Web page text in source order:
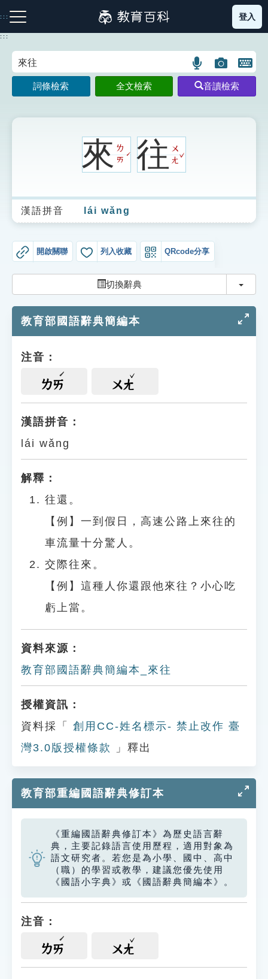
到
主
:::
注音索引圖示 筆畫索引圖示 部首索引表圖示
生字詞彙表
成語故事
索引選單
單字索引
遊戲專區
貓頭鷹博士
登入
:::
語
言
搜
圖
片
搜
開
鍵
圖
詞條檢索 全文檢索 音讀檢索
來ㄌ
ㄞ
ˊ 往ㄨ
ㄤ
ˇ
漢語拼音 lái wǎng
開啟關聯 列入收藏 QRcode分享
切換辭典 切換
教育部國語辭典簡編本
注音：
ㄌㄞ ㄨㄤ
漢語拼音：
lái wǎng
解釋：
往還。
【例】一到假日，高速公路上來往的
車流量十分驚人。
交際往來。
【例】這種人你還跟他來往？小心吃
虧上當。
資料來源：
教育部國語辭典簡編本_來往
授權資訊：
資料採「
創用CC-姓名標示- 禁止改作 臺
灣3.0版授權條款
」釋出
教育部重編國語辭典修訂本
《重編國語辭典修訂本》為歷史語言辭
典，主要記錄語言使用歷程，適用對象為
語文研究者。若您是為小學、國中、高中
（職）的學習或教學，建議您優先使用
《國語小字典》或《國語辭典簡編本》。
注音：
ㄌㄞ ㄨㄤ